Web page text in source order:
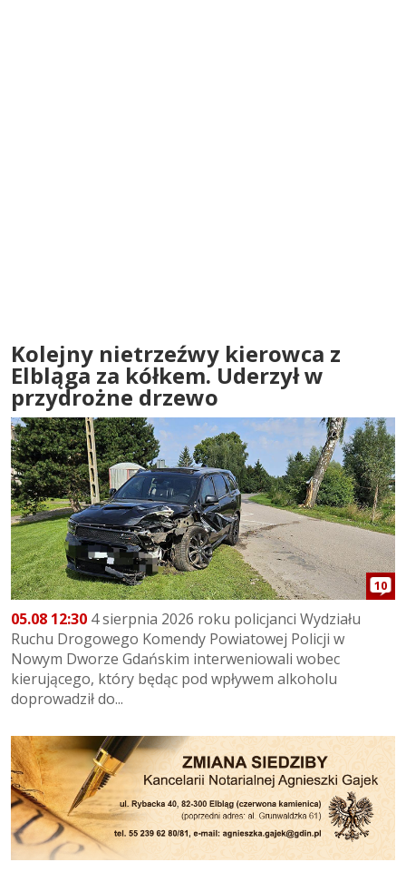
Kolejny nietrzeźwy kierowca z
Elbląga za kółkem. Uderzył w
przydrożne drzewo
10
05.08 12:30 4 sierpnia 2026 roku policjanci Wydziału
Ruchu Drogowego Komendy Powiatowej Policji w
Nowym Dworze Gdańskim interweniowali wobec
kierującego, który będąc pod wpływem alkoholu
doprowadził do...